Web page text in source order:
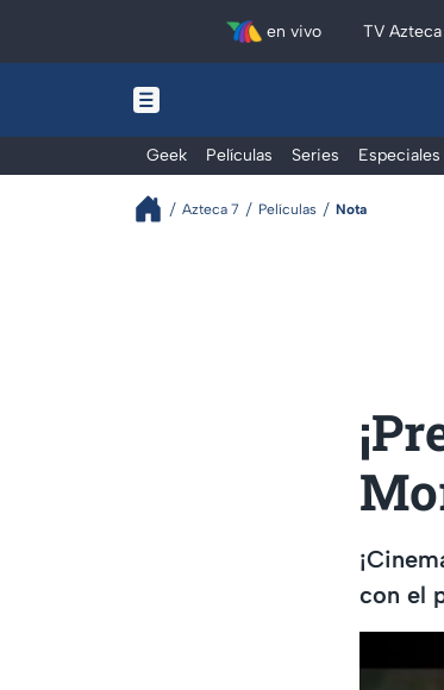
en vivo TV Azteca
Geek Películas Series Especiales
Azteca 7 Películas Nota
con el